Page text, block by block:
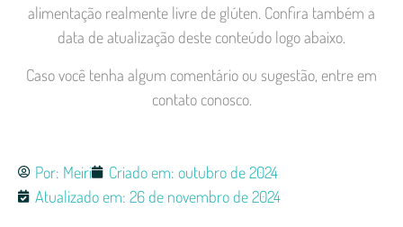
alimentação realmente livre de glúten. Confira também a
data de atualização deste conteúdo logo abaixo.
Caso você tenha algum comentário ou sugestão, entre em
contato conosco.
Por: Meiri Criado em: outubro de 2024
Atualizado em: 26 de novembro de 2024